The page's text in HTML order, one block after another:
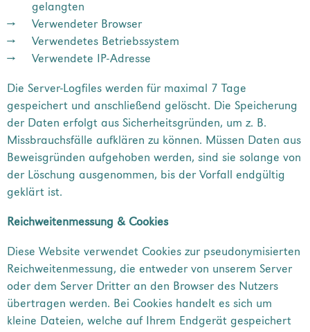
gelangten
Verwendeter Browser
Verwendetes Betriebssystem
Verwendete IP-Adresse
Die Server-Logfiles werden für maximal 7 Tage
gespeichert und anschließend gelöscht. Die Speicherung
der Daten erfolgt aus Sicherheitsgründen, um z. B.
Missbrauchsfälle aufklären zu können. Müssen Daten aus
Beweisgründen aufgehoben werden, sind sie solange von
der Löschung ausgenommen, bis der Vorfall endgültig
geklärt ist.
Reichweitenmessung & Cookies
Diese Website verwendet Cookies zur pseudonymisierten
Reichweitenmessung, die entweder von unserem Server
oder dem Server Dritter an den Browser des Nutzers
übertragen werden. Bei Cookies handelt es sich um
kleine Dateien, welche auf Ihrem Endgerät gespeichert